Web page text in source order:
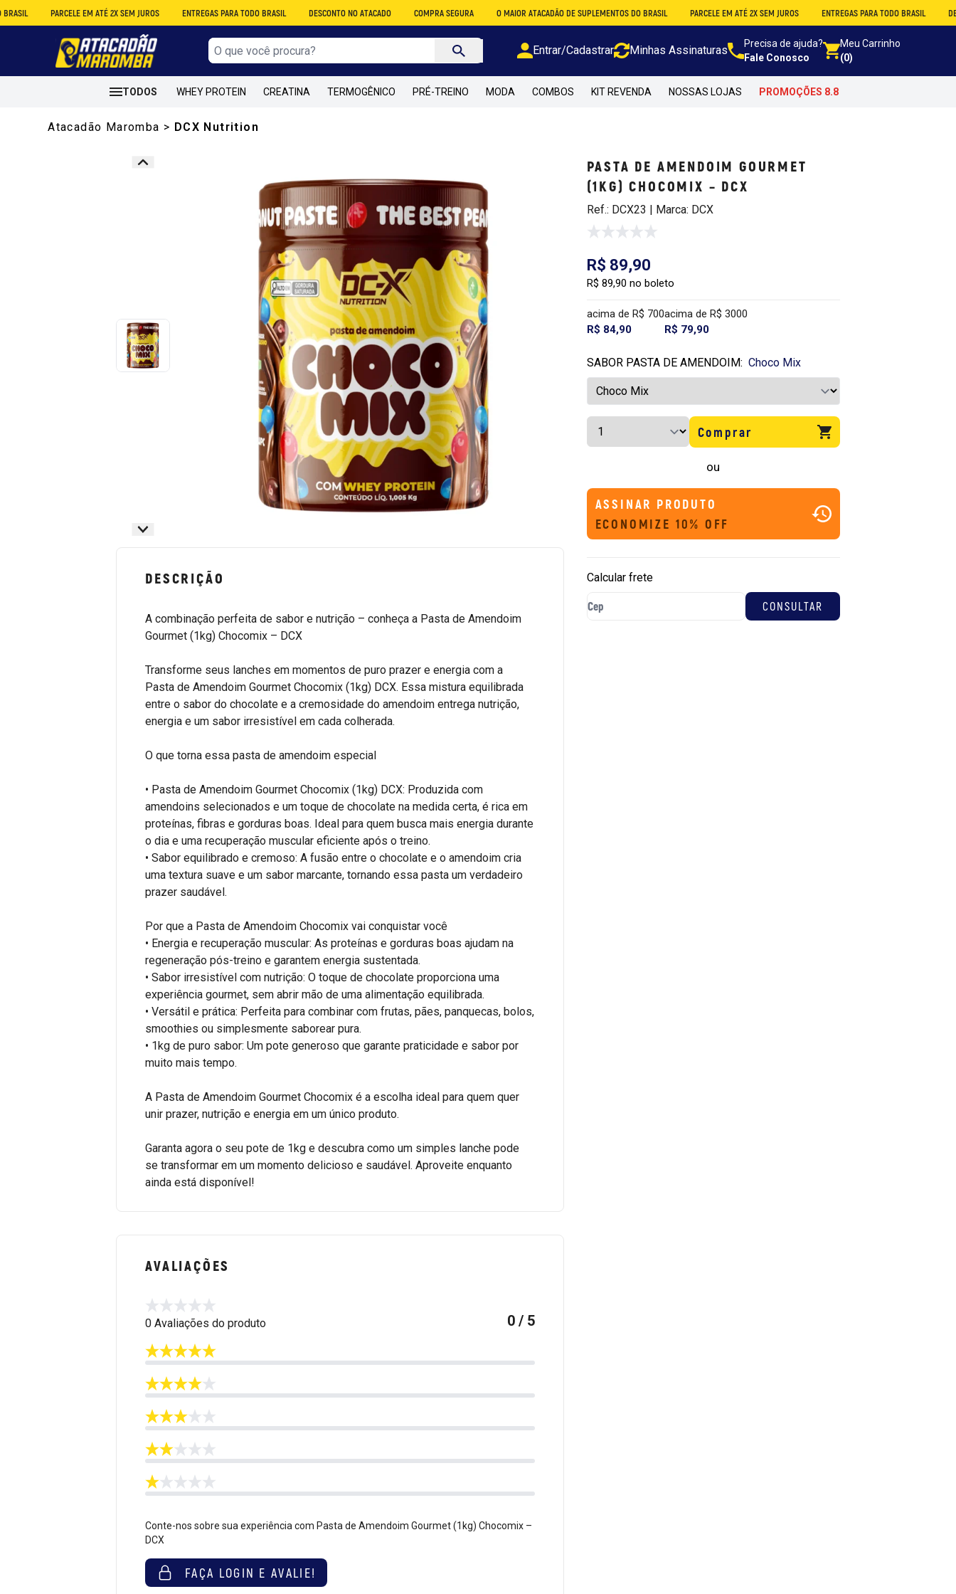
PARCELE EM ATÉ 2X SEM JUROS ENTREGAS PARA TODO BRASIL DESCONTO NO ATACADO COMPRA SEGURA O MAIOR ATACADÃO DE SUPLEMENTOS DO BRASIL PARCELE EM ATÉ 2X SEM JUROS ENTREGAS PARA TODO BRASIL DESCONTO
Entrar/Cadastrar Minhas Assinaturas
Precisa de ajuda?
Fale Conosco
Meu Carrinho
(0)
TODOS WHEY PROTEIN CREATINA TERMOGÊNICO PRÉ-TREINO MODA COMBOS KIT REVENDA NOSSAS LOJAS PROMOÇÕES 8.8
Atacadão Maromba > DCX Nutrition
DESCRIÇÃO
A combinação perfeita de sabor e nutrição – conheça a Pasta de Amendoim
Gourmet (1kg) Chocomix – DCX
Transforme seus lanches em momentos de puro prazer e energia com a
Pasta de Amendoim Gourmet Chocomix (1kg) DCX. Essa mistura equilibrada
entre o sabor do chocolate e a cremosidade do amendoim entrega nutrição,
energia e um sabor irresistível em cada colherada.
O que torna essa pasta de amendoim especial
• Pasta de Amendoim Gourmet Chocomix (1kg) DCX: Produzida com
amendoins selecionados e um toque de chocolate na medida certa, é rica em
proteínas, fibras e gorduras boas. Ideal para quem busca mais energia durante
o dia e uma recuperação muscular eficiente após o treino.
• Sabor equilibrado e cremoso: A fusão entre o chocolate e o amendoim cria
uma textura suave e um sabor marcante, tornando essa pasta um verdadeiro
prazer saudável.
Por que a Pasta de Amendoim Chocomix vai conquistar você
• Energia e recuperação muscular: As proteínas e gorduras boas ajudam na
regeneração pós-treino e garantem energia sustentada.
• Sabor irresistível com nutrição: O toque de chocolate proporciona uma
experiência gourmet, sem abrir mão de uma alimentação equilibrada.
• Versátil e prática: Perfeita para combinar com frutas, pães, panquecas, bolos,
smoothies ou simplesmente saborear pura.
• 1kg de puro sabor: Um pote generoso que garante praticidade e sabor por
muito mais tempo.
A Pasta de Amendoim Gourmet Chocomix é a escolha ideal para quem quer
unir prazer, nutrição e energia em um único produto.
Garanta agora o seu pote de 1kg e descubra como um simples lanche pode
se transformar em um momento delicioso e saudável. Aproveite enquanto
ainda está disponível!
AVALIAÇÕES
0 Avaliações do produto 0 / 5
Conte-nos sobre sua experiência com Pasta de Amendoim Gourmet (1kg) Chocomix –
DCX
FAÇA LOGIN E AVALIE!
PASTA DE AMENDOIM GOURMET
(1KG) CHOCOMIX – DCX
Ref.: DCX23 | Marca: DCX
R$ 89,90
R$ 89,90 no boleto
acima de R$ 700
R$ 84,90
acima de R$ 3000
R$ 79,90
SABOR PASTA DE AMENDOIM: Choco Mix
Comprar
ou
ASSINAR PRODUTO
ECONOMIZE 10% OFF
Calcular frete